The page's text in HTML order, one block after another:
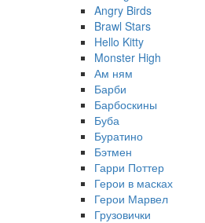
Angry Birds
Brawl Stars
Hello Kitty
Monster High
Ам ням
Барби
Барбоскины
Буба
Буратино
Бэтмен
Гарри Поттер
Герои в масках
Герои Марвел
Грузовички